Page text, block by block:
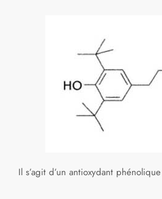
Il s’agit d’un antioxydant